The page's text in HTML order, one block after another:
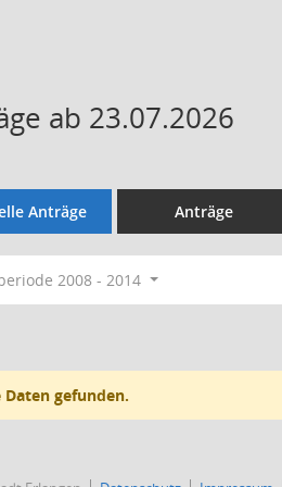
ab 23.07.2026
Anträge Anträge
2008 - 2014
Daten gefunden.